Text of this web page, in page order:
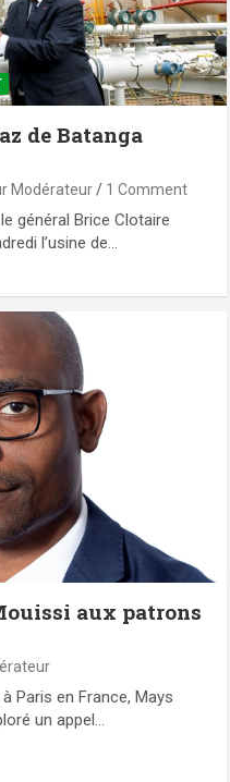
de Batanga
Modérateur 1 Comment
général Brice Clotaire
l’usine de…
aux patrons
Paris en France, Mays
un appel…